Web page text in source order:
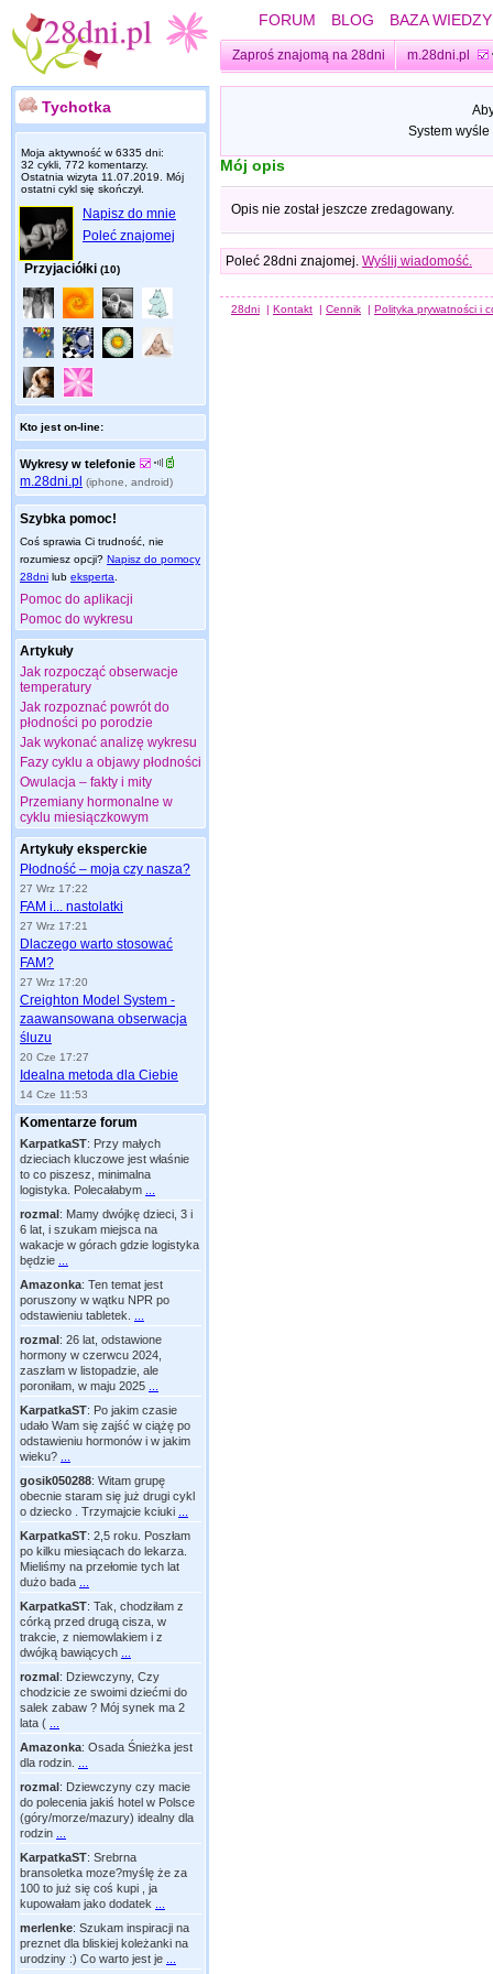
FORUM BLOG BAZA WIEDZY
Zaproś znajomą na 28dni m.28dni.pl
Tychotka
Moja aktywność w 6335 dni:
32 cykli, 772 komentarzy.
Ostatnia wizyta 11.07.2019 . Mój
ostatni cykl się skończył.
Napisz do mnie
Poleć znajomej
Przyjaciółki (10)
Kto jest on-line:
Wykresy w telefonie
m.28dni.pl (iphone, android)
Szybka pomoc!
Coś sprawia Ci trudność, nie
rozumiesz opcji? Napisz do pomocy
28dni lub eksperta
Pomoc do aplikacji
Pomoc do wykresu
Artykuły
Jak rozpocząć obserwacje
temperatury
Jak rozpoznać powrót do
płodności po porodzie
Jak wykonać analizę wykresu
Fazy cyklu a objawy płodności
Owulacja – fakty i mity
Przemiany hormonalne w
cyklu miesiączkowym
Artykuły eksperckie
Płodność – moja czy nasza?
27 Wrz 17:22
FAM i... nastolatki
27 Wrz 17:21
Dlaczego warto stosować
FAM?
27 Wrz 17:20
Creighton Model System -
zaawansowana obserwacja
śluzu
20 Cze 17:27
Idealna metoda dla Ciebie
14 Cze 11:53
Komentarze forum
KarpatkaST: Przy małych
dzieciach kluczowe jest właśnie
to co piszesz, minimalna
logistyka. Polecałabym
rozmal: Mamy dwójkę dzieci, 3 i
6 lat, i szukam miejsca na
wakacje w górach gdzie logistyka
będzie
Amazonka: Ten temat jest
poruszony w wątku NPR po
odstawieniu tabletek.
rozmal: 26 lat, odstawione
hormony w czerwcu 2024,
zaszłam w listopadzie, ale
poroniłam, w maju 2025
KarpatkaST: Po jakim czasie
udało Wam się zajść w ciążę po
odstawieniu hormonów i w jakim
wieku?
gosik050288: Witam grupę
obecnie staram się już drugi cykl
o dziecko . Trzymajcie kciuki
KarpatkaST: 2,5 roku. Poszłam
po kilku miesiącach do lekarza.
Mieliśmy na przełomie tych lat
dużo bada
KarpatkaST: Tak, chodziłam z
córką przed drugą cisza, w
trakcie, z niemowlakiem i z
dwójką bawiących
rozmal: Dziewczyny, Czy
chodzicie ze swoimi dziećmi do
salek zabaw ? Mój synek ma 2
lata (
Amazonka: Osada Śnieżka jest
dla rodzin.
rozmal: Dziewczyny czy macie
do polecenia jakiś hotel w Polsce
(góry/morze/mazury) idealny dla
rodzin
KarpatkaST: Srebrna
bransoletka moze?myślę że za
100 to już się coś kupi , ja
kupowałam jako dodatek
merlenke: Szukam inspiracji na
preznet dla bliskiej koleżanki na
urodziny :) Co warto jest je
System
Mój opis
Opis nie został jeszcze zredagowany.
Poleć 28dni znajomej. Wyślij wiadomość.
28dni | Kontakt | Cennik | Polityka prywatności i